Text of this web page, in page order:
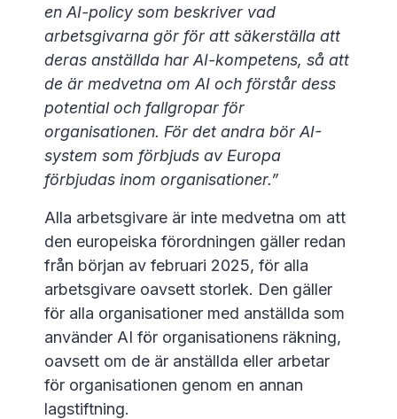
en AI-policy som beskriver vad
arbetsgivarna gör för att säkerställa att
deras anställda har AI-kompetens, så att
de är medvetna om AI och förstår dess
potential och fallgropar för
organisationen. För det andra bör AI-
system som förbjuds av Europa
förbjudas inom organisationer.”
Alla arbetsgivare är inte medvetna om att
den europeiska förordningen gäller redan
från början av februari 2025, för alla
arbetsgivare oavsett storlek. Den gäller
för alla organisationer med anställda som
använder AI för organisationens räkning,
oavsett om de är anställda eller arbetar
för organisationen genom en annan
lagstiftning.